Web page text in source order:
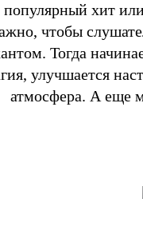
популярный хит
чтобы
Тогда
улучшается
атмосфера. А еще